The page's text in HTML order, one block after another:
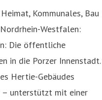
Kommunales, Bau
Westfalen:
Die öffentliche
in die Porzer Innenstadt.
Hertie-Gebäudes
– unterstützt mit einer